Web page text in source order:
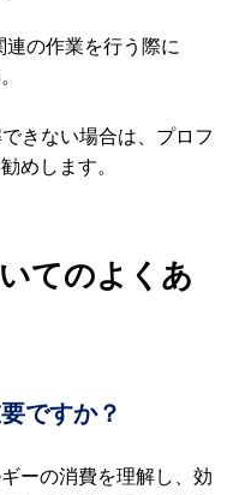
の作業を行う際に
きない場合は、プロフ
めします。
てのよくあ
ですか？
ーの消費を理解し、効